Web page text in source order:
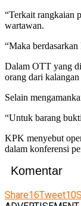
“Terkait rangkaian
wartawan.
“Maka
Dalam OTT yang
orang dari kalangan
Selain
“Untuk barang
KPK menyebut
dalam konferensi
Komentar
Share16Tweet10